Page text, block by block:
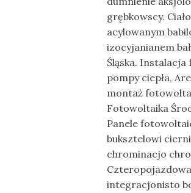
grębkowscy.
acylowanym
izocyjanianem
Śląska.
pompy ciepła,
montaż
Fotowoltaika
Panele
buksztelowi
chrominacjo
integracjonisto